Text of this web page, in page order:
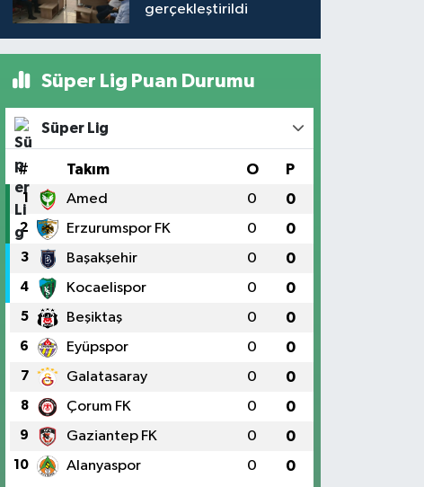
gerçekleştirildi
Süper Lig Puan Durumu
Süper Lig
# Takım O P
1 Amed 0 0
2 Erzurumspor FK 0 0
3 Başakşehir 0 0
4 Kocaelispor 0 0
5 Beşiktaş 0 0
6 Eyüpspor 0 0
7 Galatasaray 0 0
8 Çorum FK 0 0
9 Gaziantep FK 0 0
10 Alanyaspor 0 0